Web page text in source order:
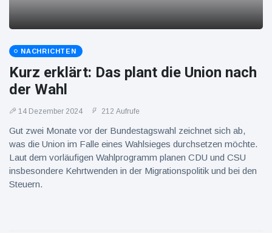
NACHRICHTEN
Kurz erklärt: Das plant die Union nach
der Wahl
14 Dezember 2024 212 Aufrufe
Gut zwei Monate vor der Bundestagswahl zeichnet sich ab,
was die Union im Falle eines Wahlsieges durchsetzen möchte.
Laut dem vorläufigen Wahlprogramm planen CDU und CSU
insbesondere Kehrtwenden in der Migrationspolitik und bei den
Steuern.